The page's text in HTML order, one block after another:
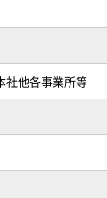
社他各事業所等